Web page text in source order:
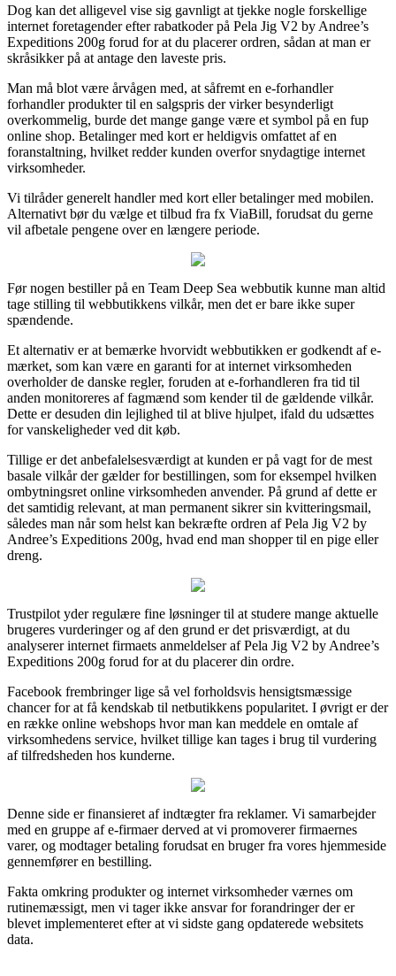
Dog kan det alligevel vise sig gavnligt at tjekke nogle forskellige
internet foretagender efter rabatkoder på Pela Jig V2 by Andree’s
Expeditions 200g forud for at du placerer ordren, sådan at man er
skråsikker på at antage den laveste pris.
Man må blot være årvågen med, at såfremt en e-forhandler
forhandler produkter til en salgspris der virker besynderligt
overkommelig, burde det mange gange være et symbol på en fup
online shop. Betalinger med kort er heldigvis omfattet af en
foranstaltning, hvilket redder kunden overfor snydagtige internet
virksomheder.
Vi tilråder generelt handler med kort eller betalinger med mobilen.
Alternativt bør du vælge et tilbud fra fx ViaBill, forudsat du gerne
vil afbetale pengene over en længere periode.
Før nogen bestiller på en Team Deep Sea webbutik kunne man altid
tage stilling til webbutikkens vilkår, men det er bare ikke super
spændende.
Et alternativ er at bemærke hvorvidt webbutikken er godkendt af e-
mærket, som kan være en garanti for at internet virksomheden
overholder de danske regler, foruden at e-forhandleren fra tid til
anden monitoreres af fagmænd som kender til de gældende vilkår.
Dette er desuden din lejlighed til at blive hjulpet, ifald du udsættes
for vanskeligheder ved dit køb.
Tillige er det anbefalelsesværdigt at kunden er på vagt for de mest
basale vilkår der gælder for bestillingen, som for eksempel hvilken
ombytningsret online virksomheden anvender. På grund af dette er
det samtidig relevant, at man permanent sikrer sin kvitteringsmail,
således man når som helst kan bekræfte ordren af Pela Jig V2 by
Andree’s Expeditions 200g, hvad end man shopper til en pige eller
dreng.
Trustpilot yder regulære fine løsninger til at studere mange aktuelle
brugeres vurderinger og af den grund er det prisværdigt, at du
analyserer internet firmaets anmeldelser af Pela Jig V2 by Andree’s
Expeditions 200g forud for at du placerer din ordre.
Facebook frembringer lige så vel forholdsvis hensigtsmæssige
chancer for at få kendskab til netbutikkens popularitet. I øvrigt er der
en række online webshops hvor man kan meddele en omtale af
virksomhedens service, hvilket tillige kan tages i brug til vurdering
af tilfredsheden hos kunderne.
Denne side er finansieret af indtægter fra reklamer. Vi samarbejder
med en gruppe af e-firmaer derved at vi promoverer firmaernes
varer, og modtager betaling forudsat en bruger fra vores hjemmeside
gennemfører en bestilling.
Fakta omkring produkter og internet virksomheder værnes om
rutinemæssigt, men vi tager ikke ansvar for forandringer der er
blevet implementeret efter at vi sidste gang opdaterede websitets
data.